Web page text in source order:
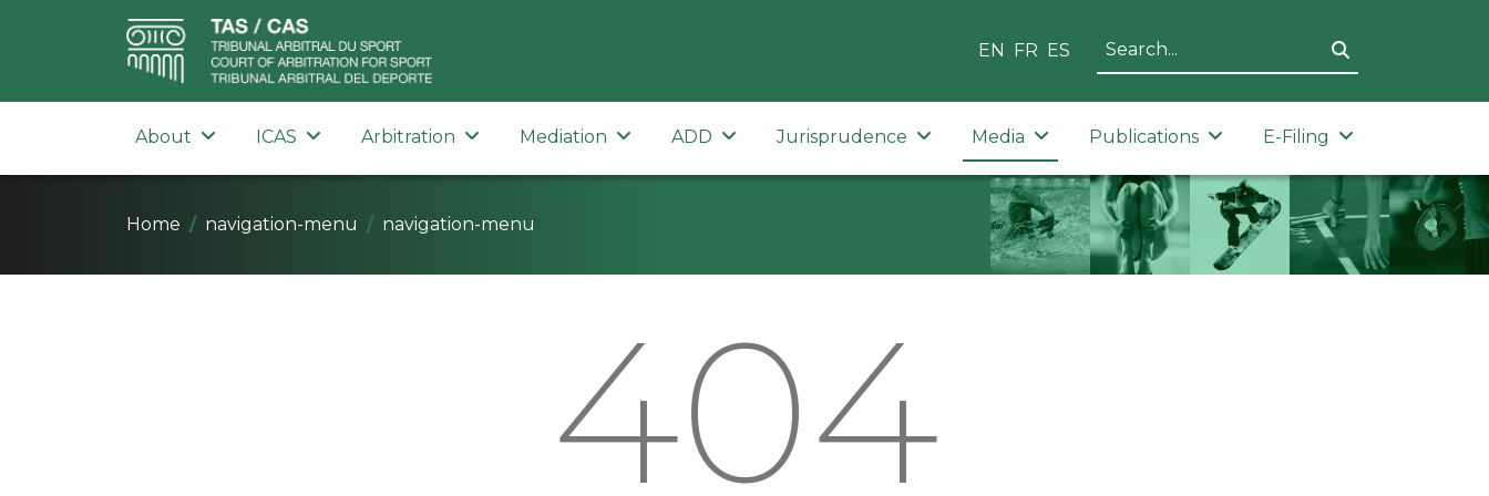
EN FR ES
About ICAS Arbitration Mediation ADD Jurisprudence Media Publications E-Filing
Home navigation-menu navigation-menu
404